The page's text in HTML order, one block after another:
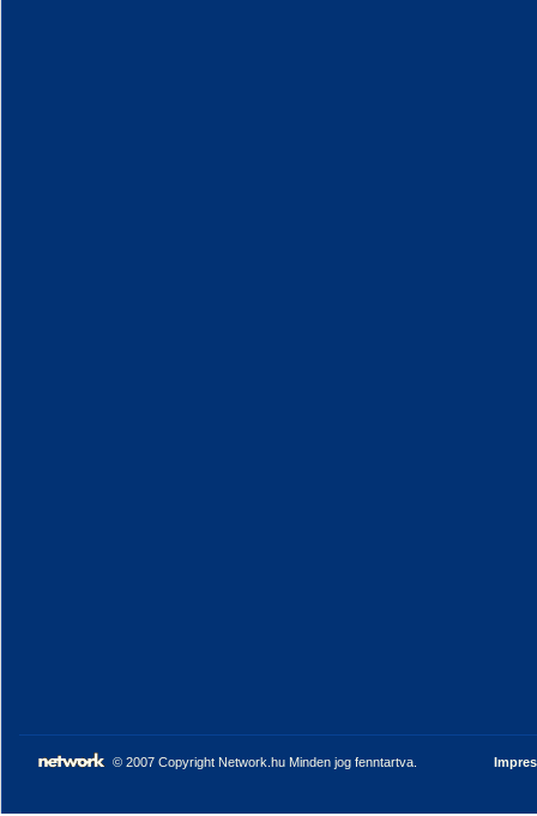
© 2007 Copyright Network.hu Minden jog fenntartva.